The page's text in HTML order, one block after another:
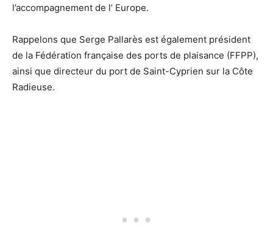
l’accompagnement de l’ Europe.
Rappelons que Serge Pallarès est également président
de la Fédération française des ports de plaisance (FFPP),
ainsi que directeur du port de Saint-Cyprien sur la Côte
Radieuse.